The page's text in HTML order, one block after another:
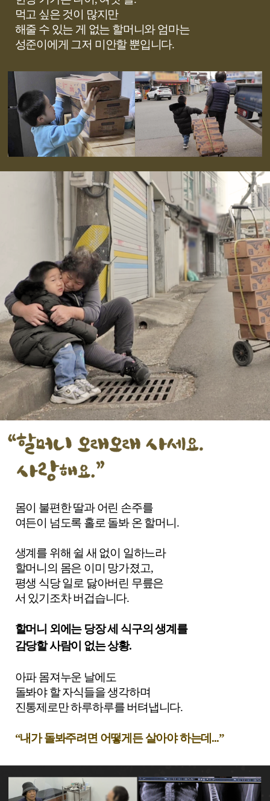
먹고 싶은 것이 많지만
해줄 수 있는 게 없는 할머니와 엄마는
성준이에게 그저 미안할 뿐입니다.
몸이 불편한 딸과 어린 손주를
여든이 넘도록 홀로 돌봐 온 할머니.
생계를 위해 쉴 새 없이 일하느라
할머니의 몸은 이미 망가졌고,
평생 식당 일로 닳아버린 무릎은
서 있기조차 버겁습니다.
할머니 외에는 당장 세 식구의 생계를
감당할 사람이 없는 상황.
아파 몸져누운 날에도
돌봐야 할 자식들을 생각하며
진통제로만 하루하루를 버텨냅니다.
“내가 돌봐주려면 어떻게든 살아야 하는데...”